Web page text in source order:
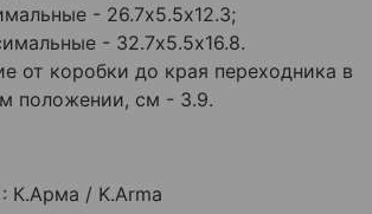
- 26.7х5.5х12.3;
- 32.7х5.5х16.8.
от коробки до края переходника в
положении, см - 3.9.
К.Арма / K.Arma